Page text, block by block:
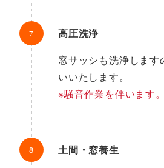
高圧洗浄
窓サッシも洗浄しま
いいたします。
※騒音作業を伴います。
土間・窓養生